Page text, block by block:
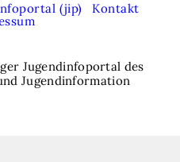
(jip)
Kontakt
Jugendinfoportal des
Jugendinformation